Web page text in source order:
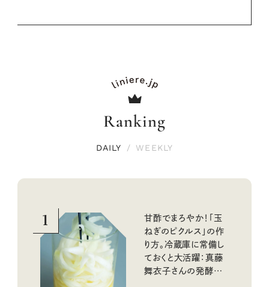
Ranking
DAILY / WEEKLY
1
甘酢でまろやか！「玉
ねぎのピクルス」の作
り方。冷蔵庫に常備し
ておくと大活躍：真藤
舞衣子さんの発酵と